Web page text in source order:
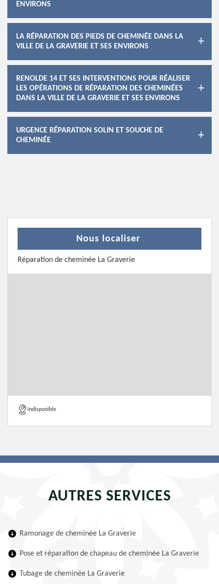
ENVIRONS
LA RÉPARATION DES PIEDS DE CHEMINÉE DANS LA
VILLE DE LA GRAVERIE ET SES ENVIRONS
RENOLDE 14 ET SES INTERVENTIONS POUR RÉALISER
LES OPÉRATIONS DE RÉPARATION DES CHEMINÉES
DANS LA VILLE DE LA GRAVERIE ET SES ENVIRONS
URGENCE RÉPARATION SOLIN ET SOUCHE DE
CHEMINÉE
Nous localiser
Réparation de cheminée La Graverie
indisponible
AUTRES SERVICES
Ramonage de cheminée La Graverie
Pose et réparation de chapeau de cheminée La Graverie
Tubage de cheminée La Graverie